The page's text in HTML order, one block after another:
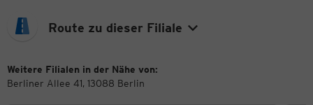
Route zu dieser Filiale
Weitere Filialen in der Nähe von:
Berliner Allee 41, 13088 Berlin